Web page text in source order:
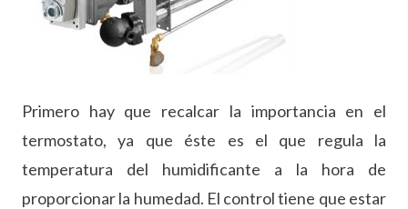
Primero hay que recalcar la importancia en el
termostato, ya que éste es el que regula la
temperatura del humidificante a la hora de
proporcionar la humedad. El control tiene que estar